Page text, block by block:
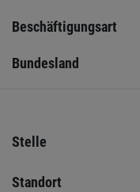
Beschäftigungsart
Bundesland
Stelle
Standort